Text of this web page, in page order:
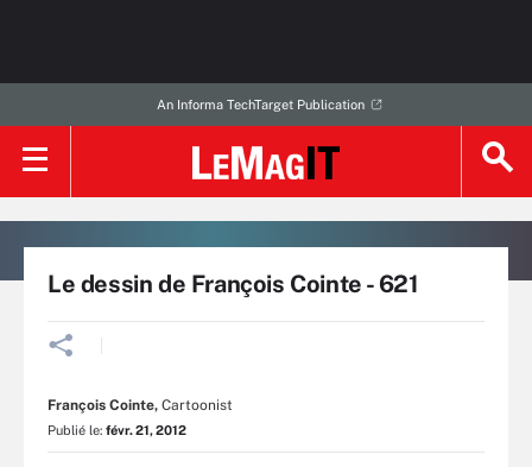
An Informa TechTarget Publication
Le dessin de François Cointe - 621
François Cointe, Cartoonist
Publié le: févr. 21, 2012